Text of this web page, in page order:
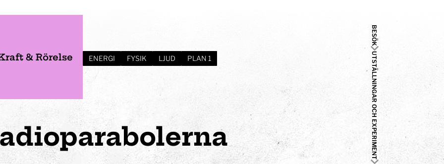
BESÖK
UTSTÄLLNINGAR OCH EXPERIMENT
& Rörelse ENERGI FYSIK LJUD PLAN 1